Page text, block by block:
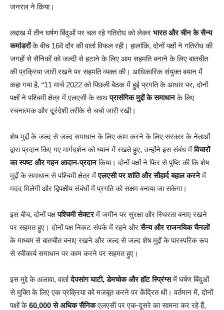
जनरल ने किया।
लद्दाख में तीन घर्षण बिंदुओं पर चल रहे गतिरोध को लेकर भारत और चीन के सैन्य
कमांडरोंके बीच 16वे दौर की वार्ता विफल रही। हालांकि, दोनों पक्षों ने गतिरोध की
जगहों से सैनिकों को जल्दी से हटाने के लिए आम सहमति बनाने के लिए बातचीत
की प्रक्रिया जारी रखने पर सहमति व्यक्त की। आधिकारिक संयुक्त बयान में
कहा गया है, “11 मार्च 2022 को पिछली बैठक में हुई प्रगति के आधार पर, दोनों
पक्षों ने पश्चिमी क्षेत्र में एलएसी के साथप्रासंगिक मुद्दों के समाधानके लिए
रचनात्मक और दूरंदेशी तरीके से चर्चा जारी रखी।
शेष मुद्दों के जल्द से जल्द समाधान के लिए काम करने के लिए सरकार के नेताओं
द्वारा प्रदान किए गए मार्गदर्शन को ध्यान में रखते हुए, उन्होंने इस संबंध मेंविचारों
का स्पष्ट और गहन आदान-प्रदानकिया। दोनों पक्षों ने फिर से पुष्टि की कि शेष
मुद्दों के समाधान से पश्चिमी क्षेत्र मेंएलएसी पर शांति और सौहार्द बहाल करनेमें
मदद मिलेगी और द्विपक्षीय संबंधों में प्रगति को सक्षम बनाया जा सकेगा।
इस बीच, दोनों पक्षपश्चिमी सेक्टरमें जमीन पर सुरक्षा और स्थिरता बनाए रखने
पर सहमत हुए। दोनों पक्ष निकट संपर्क में रहने औरसैन्य और राजनयिक चैनलों
के माध्यम से बातचीत बनाए रखने और जल्द से जल्द शेष मुद्दों के पारस्परिक रूप
से स्वीकार्य समाधान पर काम करने पर सहमत हुए।
इस मुद्दे के अलावा, वार्तादेपसांग घाटी, डेमचोक और हॉट स्प्रिंग्समें घर्षण बिंदुओं
से मुक्ति के लिए एक प्रक्रिया को मजबूत करने पर केंद्रित थी। वर्तमान में, दोनों
पक्षों के60,000 से अधिक सैनिकएलएसी पर एक-दूसरे का सामना कर रहे हैं,